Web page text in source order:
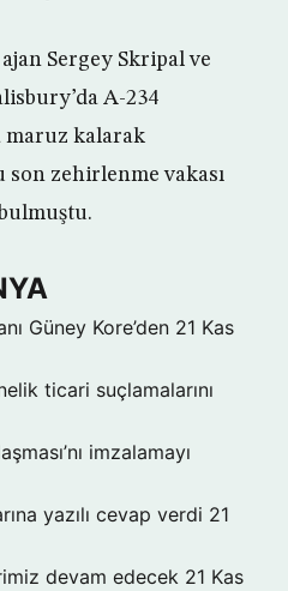
Sergey Skripal ve
A-234
maruz kalarak
zehirlenme vakası
Güney Kore’den 21 Kas
ticari suçlamalarını
imzalamayı
yazılı cevap verdi 21
devam edecek 21 Kas